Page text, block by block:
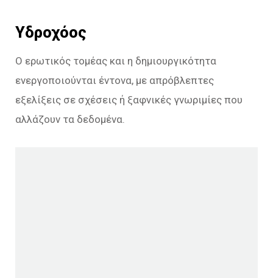
Υδροχόος
Ο ερωτικός τομέας και η δημιουργικότητα
ενεργοποιούνται έντονα, με απρόβλεπτες
εξελίξεις σε σχέσεις ή ξαφνικές γνωριμίες που
αλλάζουν τα δεδομένα.